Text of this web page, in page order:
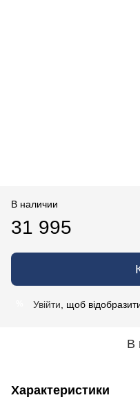
В наличии
31 995
Увійти , щоб
В
Характеристики